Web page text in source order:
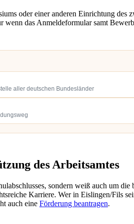
oder einer anderen Einrichtung
das Anmeldeformular samt
aller deutschen Bundesländer
des Arbeitsamtes
sondern weiß auch um
Karriere. Wer in Eislingen/Fils
auch eine Förderung beantragen.